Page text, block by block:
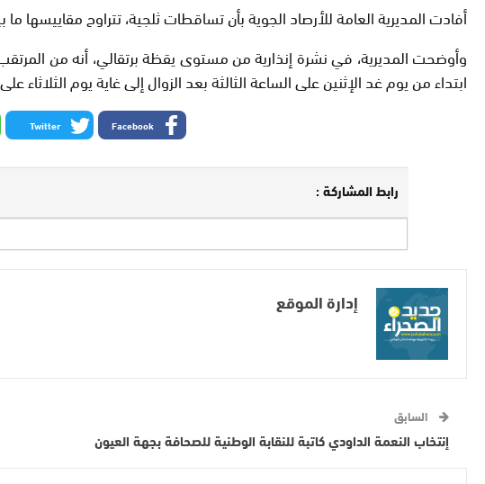
أفادت المديرية العامة للأرصاد الجوية بأن تساقطات ثلجية، تتراوح مقاييسها ما بين 20 و 50 سم، مرتقبة على المرتفعات التي تتجاوز 1300 متر، يومي الإثنين والثلاثاء بعدد من مناطق
وأوضحت المديرية، في نشرة إنذارية من مستوى يقظة برتقالي، أنه من
ابتداء من يوم غد الإثنين على الساعة الثالثة بعد الزوال إلى غاية يوم
Facebook
Twitter
رابط المشاركة :
إدارة الموقع
السابق
إنتخاب النعمة الداودي كاتبة للنقابة الوطنية للصحافة بجهة العيون